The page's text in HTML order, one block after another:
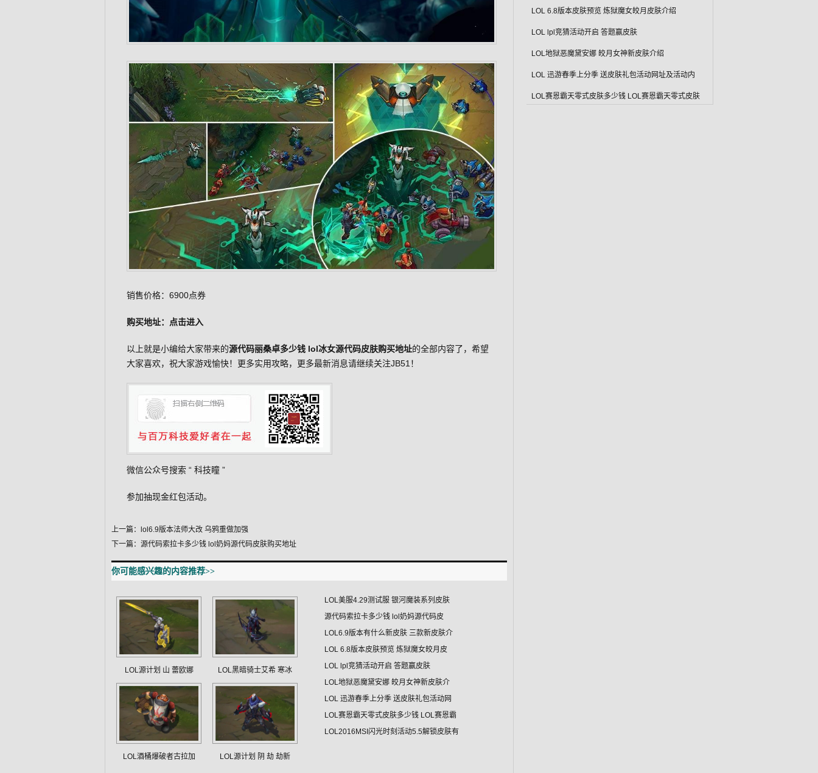
销售价格：6900点券
购买地址： 点击进入
以上就是小编给大家带来的源代码丽桑卓多少钱 lol冰女源代码皮肤购买地址的全部内容了，希望
大家喜欢，祝大家游戏愉快！更多实用攻略，更多最新消息请继续关注JB51！
微信公众号搜索 “ 科技瞳 ”
参加抽现金红包活动。
上一篇：
lol6.9版本法师大改 乌鸦重做加强
下一篇： 源代码索拉卡多少钱 lol奶妈源代码皮肤购买地址
你可能感兴趣的内容推荐>>
LOL美服4.29测试服 银河魔装系列皮肤
源代码索拉卡多少钱 lol奶妈源代码皮
LOL6.9版本有什么新皮肤 三款新皮肤介
LOL 6.8版本皮肤预览 炼狱魔女皎月皮
LOL lpl竞猜活动开启 答题赢皮肤
LOL地狱恶魔黛安娜 皎月女神新皮肤介
LOL 迅游春季上分季 送皮肤礼包活动网
LOL赛恩霸天零式皮肤多少钱 LOL赛恩霸
LOL2016MSI闪光时刻活动5.5解锁皮肤有
LOL源计划 山 蕾欧娜 LOL黑暗骑士艾希 寒冰
LOL酒桶爆破者古拉加 LOL源计划 阴 劫 劫新
LOL 6.8版本皮肤预览 炼狱魔女皎月皮肤介绍
LOL lpl竞猜活动开启 答题赢皮肤
LOL地狱恶魔黛安娜 皎月女神新皮肤介绍
LOL 迅游春季上分季 送皮肤礼包活动网址及活动内
LOL赛恩霸天零式皮肤多少钱 LOL赛恩霸天零式皮肤